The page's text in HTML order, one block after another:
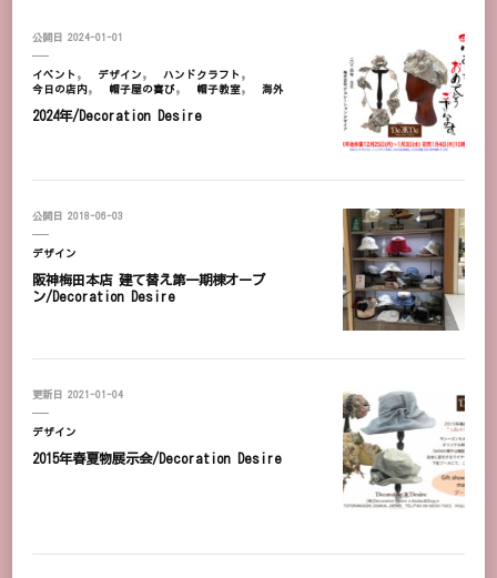
公開日 2024-01-01
イベント デザイン
ハンドクラフト
今日の店内
帽子屋の喜び 帽子教室 海外
2024年/Decoration Desire
公開日 2018-06-03
デザイン
阪神梅田本店 建て替え第一期棟オープ
ン/Decoration Desire
更新日 2021-01-04
デザイン
2015年春夏物展示会/Decoration Desire